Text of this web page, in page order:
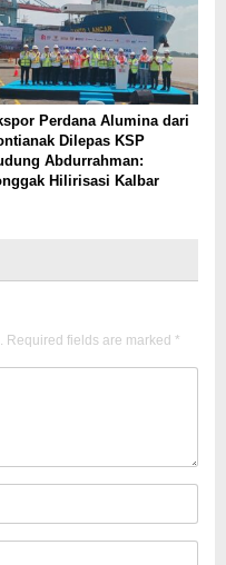
Perdana Alumina dari
Dilepas KSP
Abdurrahman:
Hilirisasi Kalbar
Required fields are marked *